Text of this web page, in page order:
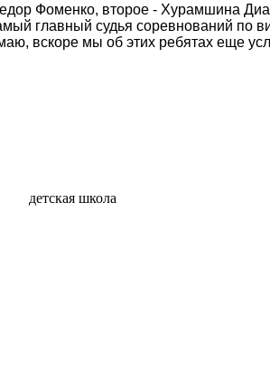
Фоменко, второе - Хурамшина
главный судья соревнований по
вскоре мы об этих ребятах еще
детская школа